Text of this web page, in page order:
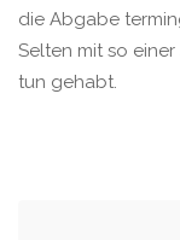
die Abgabe
Selten mit so
tun gehabt.